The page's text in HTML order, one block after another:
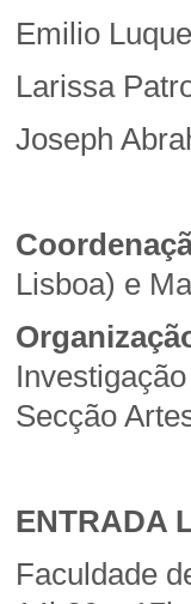
Emilio
Larissa
Joseph
Lisboa) e
Secção
ENTRADA
Faculdade